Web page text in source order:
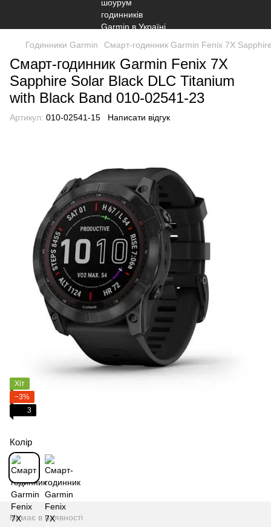
Годинники Garmin Смарт-годинник Garmin Fenix 7X
Смарт-годинник Garmin Fenix 7X
Sapphire Solar Black DLC Titanium
with Black Band 010-02541-23
Артикул: 010-02541-15 Написати відгук
Хіт
−3%
3
Колір
Немає в наявності